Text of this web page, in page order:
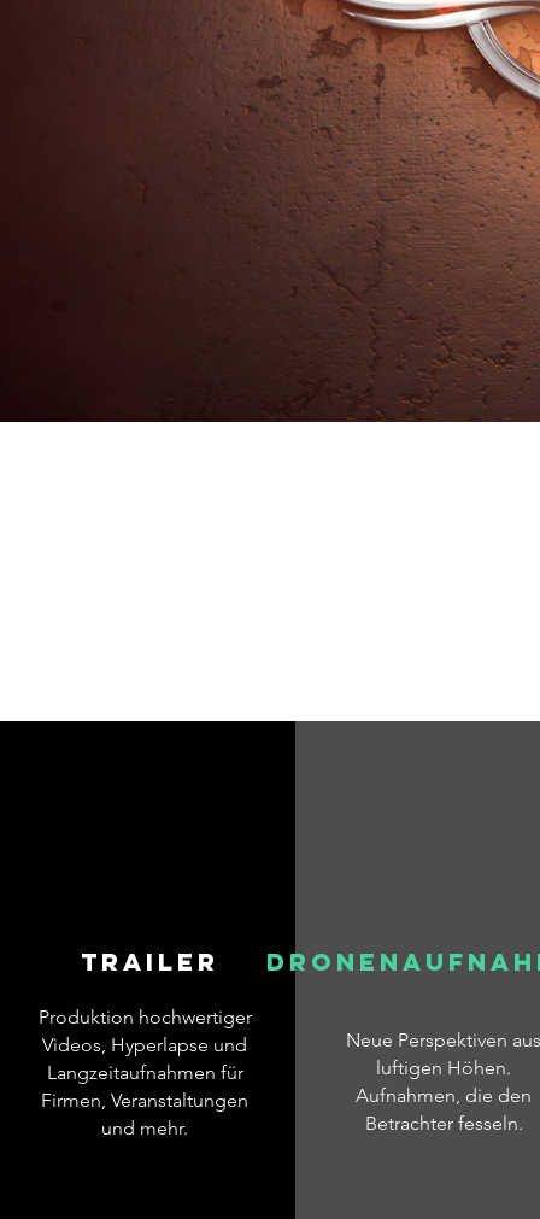
Trailer
Produktion hochwertiger
Videos, Hyperlapse und
Langzeitaufnahmen für
Firmen, Veranstaltungen
und mehr.
Neue Perspektiven aus
luftigen Höhen.
Aufnahmen, die den
Betrachter fesseln.